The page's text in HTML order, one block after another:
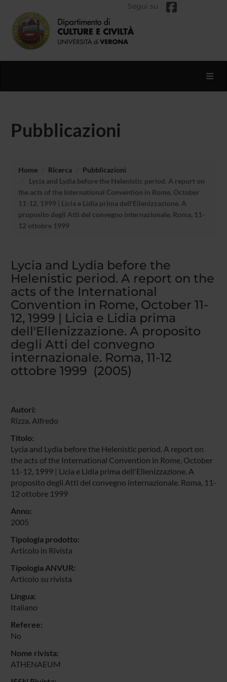
Segui su
Pubblicazioni
Home Ricerca
Pubblicazioni
Lycia and Lydia before the Helenistic period. A report on
the acts of the International Convention in Rome, October
11-12, 1999 | Licia e Lidia prima dell'Ellenizzazione. A
proposito degli Atti del convegno internazionale. Roma, 11-
12 ottobre 1999
Lycia and Lydia before the
Helenistic period. A report on the
acts of the International
Convention in Rome, October 11-
12, 1999 | Licia e Lidia prima
dell'Ellenizzazione. A proposito
degli Atti del convegno
internazionale. Roma, 11-12
ottobre 1999 (2005)
Autori:
Rizza, Alfredo
Titolo:
Lycia and Lydia before the Helenistic period. A report on
the acts of the International Convention in Rome, October
11-12, 1999 | Licia e Lidia prima dell'Ellenizzazione. A
proposito degli Atti del convegno internazionale. Roma, 11-
12 ottobre 1999
Anno:
2005
Tipologia prodotto:
Articolo in Rivista
Tipologia ANVUR:
Articolo su rivista
Lingua:
Italiano
Referee:
No
Nome rivista:
ATHENAEUM